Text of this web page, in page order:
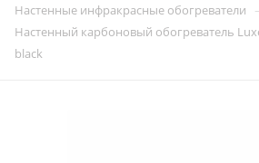
Настенные инфракрасные обогреватели
Настенный карбоновый обогреватель
black